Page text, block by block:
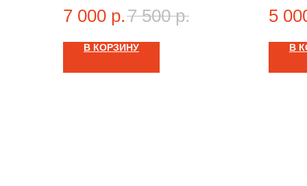
Конструкция устройства Toolbox
бескорпусную плату, защищённую от
воздействий пластиковым экраном.
7 000 р.7 500 р.
В КОРЗИНУ
5
В